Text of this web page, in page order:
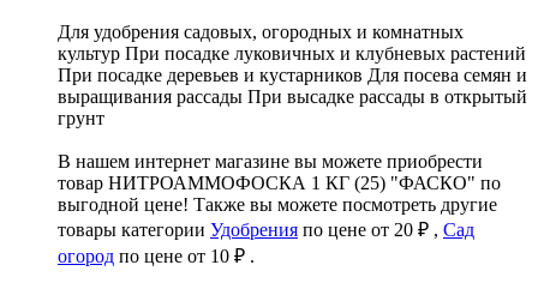
Для удобрения садовых, огородных и комнатных
культур При посадке луковичных и клубневых растений
При посадке деревьев и кустарников Для посева семян и
выращивания рассады При высадке рассады в открытый
грунт
В нашем интернет магазине вы можете приобрести
товар НИТРОАММОФОСКА 1 КГ (25) "ФАСКО" по
выгодной цене! Также вы можете посмотреть другие
товары категории Удобрения по цене от 20 ₽ , Сад
огород по цене от 10 ₽ .